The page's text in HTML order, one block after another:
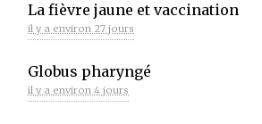
La fièvre jaune et vaccination
il y a environ 27 jours
Globus pharyngé
il y a environ 4 jours